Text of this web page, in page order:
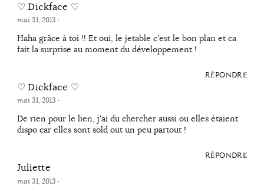
♡ Dickface ♡
mai 31, 2013 ·
Haha grâce à toi !! Et oui, le jetable c'est le bon plan et ca
fait la surprise au moment du développement !
RÉPONDRE
♡ Dickface ♡
mai 31, 2013 ·
De rien pour le lien, j'ai du chercher aussi ou elles étaient
dispo car elles sont sold out un peu partout !
RÉPONDRE
Juliette
mai 31, 2013 ·